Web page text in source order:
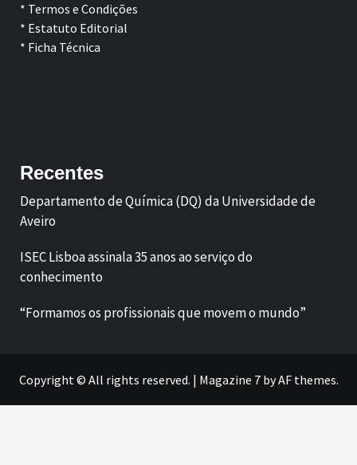
* Termos e Condições
* Estatuto Editorial
* Ficha Técnica
Recentes
Departamento de Química (DQ) da Universidade de
Aveiro
ISEC Lisboa assinala 35 anos ao serviço do
conhecimento
“Formamos os profissionais que movem o mundo”
Copyright © All rights reserved. | Magazine 7by AF themes.